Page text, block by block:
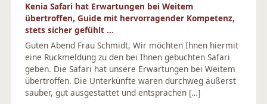
Kenia Safari hat Erwartungen bei Weitem
übertroffen, Guide mit hervorragender Kompetenz,
stets sicher gefühlt …
Guten Abend Frau Schmidt, Wir möchten Ihnen hiermit
eine Rückmeldung zu den bei Ihnen gebuchten Safari
geben. Die Safari hat unsere Erwartungen bei Weitem
übertroffen. Die Unterkünfte waren durchweg äußerst
sauber, gut ausgestattet und entsprachen […]